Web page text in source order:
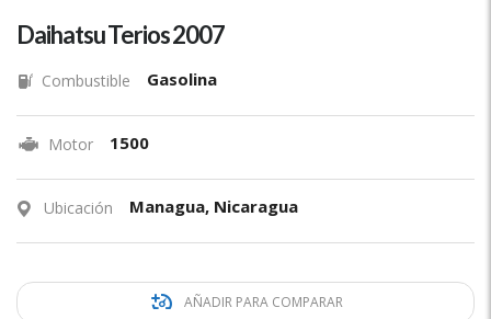
Daihatsu Terios 2007
Combustible Gasolina
Motor 1500
Ubicación Managua, Nicaragua
AÑADIR PARA COMPARAR